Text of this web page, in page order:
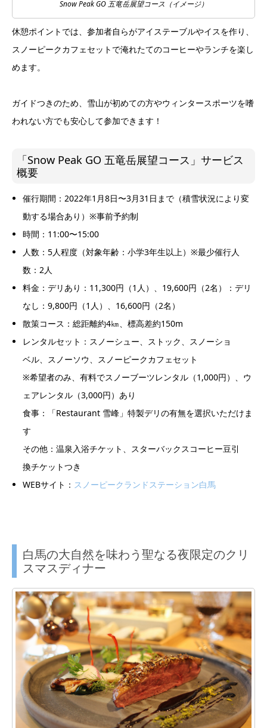
Snow Peak GO 五竜岳展望コース（イメージ）
休憩ポイントでは、参加者自らがアイステーブルやイスを作り、
スノーピークカフェセットで淹れたてのコーヒーやランチを楽し
めます。
ガイドつきのため、雪山が初めての方やウィンタースポーツを嗜
われない方でも安心して参加できます！
「Snow Peak GO 五⻯岳展望コース」サービス
概要
催行期間：2022年1 月8日〜3月31 日まで（積雪状況により変
動する場合あり）※事前予約制
時間： 11:00〜15:00
人数：5人程度 （対象年齢：小学3年生以上）※最少催行人
数：2人
料金：デリあり ： 11,300円 （1 人）、 19,600円 （2名 ）：デリ
なし：9,800円（1人）、16,600円（2名）
散策コース ：総距離約4㎞、標高差約150m
レンタルセット ： スノーシュー、ストック、スノーシ ョ
ベル、スノーソウ、スノーピークカフェセット
※希望者のみ、有料でスノーブーツレンタル（1,000円）、ウ
ェアレンタル（3,000円）あり
食事：
「Restaurant 雪峰 」特製デリの有無を選択いただけま
す
その他：温泉入浴チケット、スターバックスコーヒー豆引
換チケットつき
WEBサイト： スノーピークランドステーション白馬
白馬の大自然を味わう聖なる夜限定のクリ
スマスディナー